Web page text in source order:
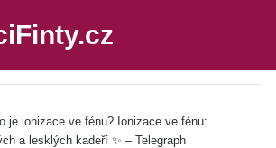
je ionizace ve fénu? Ionizace ve fénu:
a lesklých kadeří ✨ – Telegraph